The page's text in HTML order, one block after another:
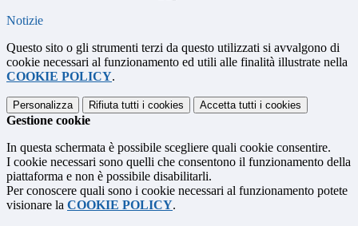
Notizie
Questo sito o gli strumenti terzi da questo utilizzati si avvalgono di
cookie necessari al funzionamento ed utili alle finalità illustrate nella
COOKIE POLICY.
Personalizza Rifiuta tutti i cookies Accetta tutti i cookies
Gestione cookie
In questa schermata è possibile scegliere quali cookie consentire.
I cookie necessari sono quelli che consentono il funzionamento della
piattaforma e non è possibile disabilitarli.
Per conoscere quali sono i cookie necessari al funzionamento potete
visionare la COOKIE POLICY.